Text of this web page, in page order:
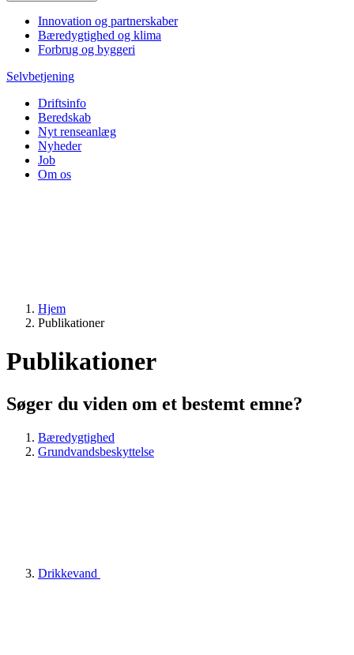
Innovation og partnerskaber
Bæredygtighed og klima
Forbrug og byggeri
Selvbetjening
Driftsinfo
Beredskab
Nyt renseanlæg
Nyheder
Job
Om os
Hjem
Publikationer
Publikationer
Søger du viden om et bestemt emne?
Bæredygtighed
Grundvandsbeskyttelse
Drikkevand